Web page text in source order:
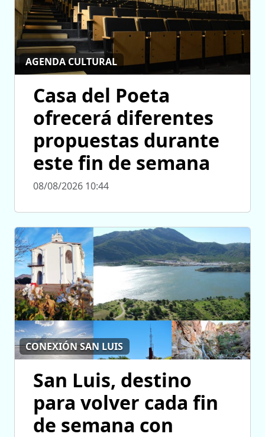
AGENDA CULTURAL
Casa del Poeta
ofrecerá diferentes
propuestas durante
este fin de semana
08/08/2026 10:44
CONEXIÓN SAN LUIS
San Luis, destino
para volver cada fin
de semana con